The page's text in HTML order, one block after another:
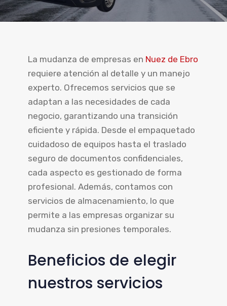
La mudanza de empresas en Nuez de Ebro
requiere atención al detalle y un manejo
experto. Ofrecemos servicios que se
adaptan a las necesidades de cada
negocio, garantizando una transición
eficiente y rápida. Desde el empaquetado
cuidadoso de equipos hasta el traslado
seguro de documentos confidenciales,
cada aspecto es gestionado de forma
profesional. Además, contamos con
servicios de almacenamiento, lo que
permite a las empresas organizar su
mudanza sin presiones temporales.
Beneficios de elegir
nuestros servicios